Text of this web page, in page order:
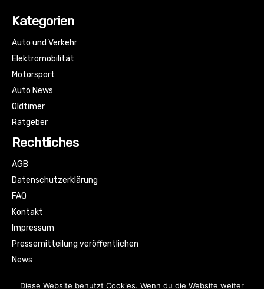
Kategorien
Auto und Verkehr
Elektromobilität
Motorsport
Auto News
Oldtimer
Ratgeber
Rechtliches
AGB
Datenschutzerklärung
FAQ
Kontakt
Impressum
Pressemitteilung veröffentlichen
News
Diese Website benutzt Cookies. Wenn du die Website weiter